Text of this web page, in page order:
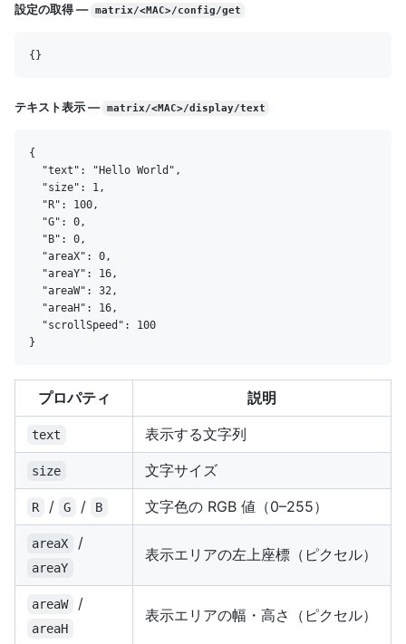
設定の取得 — matrix/<MAC>/config/get
テキスト表示 — matrix/<MAC>/display/text
{
  "text": "Hello World",
  "size": 1,
  "R": 100,
  "G": 0,
  "B": 0,
  "areaX": 0,
  "areaY": 16,
  "areaW": 32,
  "areaH": 16,
  "scrollSpeed": 100
プロパティ 説明
text 表示する文字列
size 文字サイズ
R / G / B 文字色の RGB 値（0–255）
areaX /
areaY
表示エリアの左上座標（ピクセル）
areaW /
areaH
表示エリアの幅・高さ（ピクセル）